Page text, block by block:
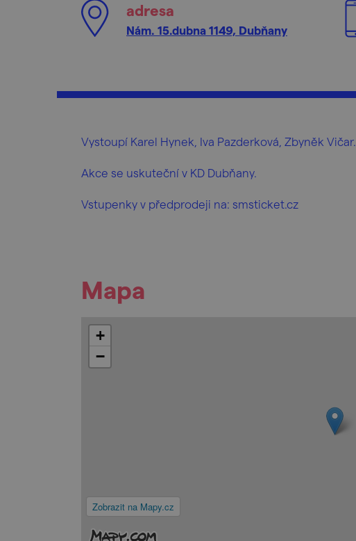
adresa
Nám. 15.dubna 1149, Dubňany
Vystoupí Karel Hynek, Iva Pazderková, Zbyněk Vičar.
Akce se uskuteční v KD Dubňany.
Vstupenky v předprodeji na: smsticket.cz
Mapa
Zobrazit na Mapy.cz
+
−